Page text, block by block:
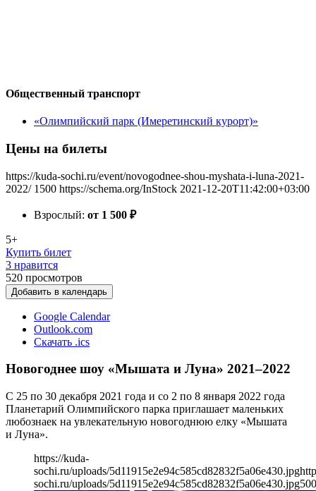
Общественный транспорт
«Олимпийский парк (Имеретинский курорт)»
Цены на билеты
https://kuda-sochi.ru/event/novogodnee-shou-myshata-i-luna-2021-
2022/ 1500 https://schema.org/InStock 2021-12-20T11:42:00+03:00
Взрослый: от 1 500 ₽
5+
Купить билет
3 нравится
520 просмотров
Добавить в календарь
Google Calendar
Outlook.com
Скачать .ics
Новогоднее шоу «Мышата и Луна» 2021–2022
С 25 по 30 декабря 2021 года и со 2 по 8 января 2022 года
Планетарий Олимпийского парка приглашает маленьких
любознаек на увлекательную новогоднюю елку «Мышата
и Луна».
https://kuda-
sochi.ru/uploads/5d11915e2e94c585cd82832f5a06e430.jpg
sochi.ru/uploads/5d11915e2e94c585cd82832f5a06e430.jpg500